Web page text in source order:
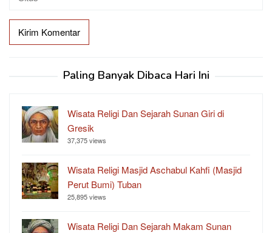
Paling Banyak Dibaca Hari Ini
Wisata Religi Dan Sejarah Sunan Giri di
Gresik
37,375 views
Wisata Religi Masjid Aschabul Kahfi (Masjid
Perut Bumi) Tuban
25,895 views
Wisata Religi Dan Sejarah Makam Sunan